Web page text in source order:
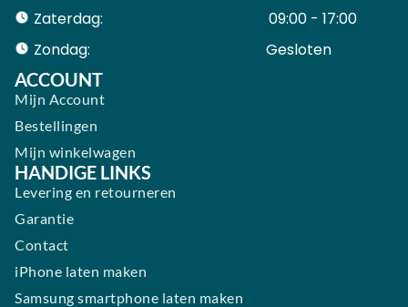
Zaterdag:
09:00 - 17:00
Zondag:
Gesloten ​ ​ ​ ​ ​ ​ ​
ACCOUNT
Mijn Account
Bestellingen
Mijn winkelwagen
HANDIGE LINKS
Levering en retourneren
Garantie
Contact
iPhone laten maken
Samsung smartphone laten maken